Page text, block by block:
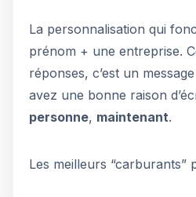
La personnalisation qui
prénom + une entreprise.
réponses, c’est un
avez une bonne raison
personne, maintenant.
Les meilleurs “carburants”